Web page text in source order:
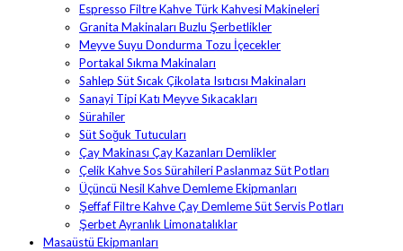
Espresso Filtre Kahve Türk Kahvesi Makineleri
Granita Makinaları Buzlu Şerbetlikler
Meyve Suyu Dondurma Tozu İçecekler
Portakal Sıkma Makinaları
Sahlep Süt Sıcak Çikolata Isıtıcısı Makinaları
Sanayi Tipi Katı Meyve Sıkacakları
Sürahiler
Süt Soğuk Tutucuları
Çay Makinası Çay Kazanları Demlikler
Çelik Kahve Sos Sürahileri Paslanmaz Süt Potları
Üçüncü Nesil Kahve Demleme Ekipmanları
Şeffaf Filtre Kahve Çay Demleme Süt Servis Potları
Şerbet Ayranlık Limonatalıklar
Masaüstü Ekipmanları